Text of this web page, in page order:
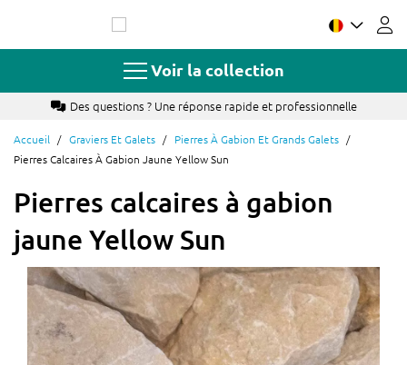
contenu
Voir la collection
Des questions ? Une réponse rapide et professionnelle
Accueil Graviers Et Galets
Pierres À Gabion Et Grands Galets
Pierres Calcaires À Gabion Jaune Yellow Sun
Pierres calcaires à gabion
jaune Yellow Sun